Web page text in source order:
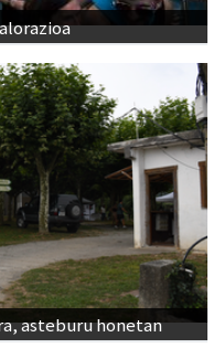
asteburu honetan